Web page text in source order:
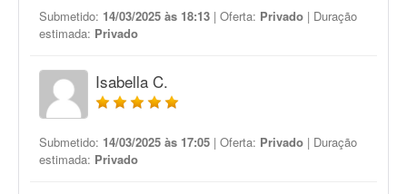
Submetido: 14/03/2025 às 18:13 | Oferta: Privado | Duração
estimada: Privado
Isabella C.
Submetido: 14/03/2025 às 17:05 | Oferta: Privado | Duração
estimada: Privado